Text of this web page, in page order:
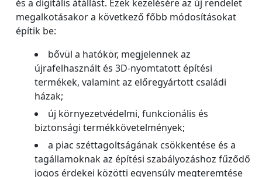
és a digitális átállást. Ezek kezelésére az új rendelet
megalkotásakor a következő főbb módosításokat
építik be:
bővül a hatókör, megjelennek az
újrafelhasznált és 3D-nyomtatott építési
termékek, valamint az előregyártott családi
házak;
új környezetvédelmi, funkcionális és
biztonsági termékkövetelmények;
a piac széttagoltságának csökkentése és a
tagállamoknak az építési szabályozáshoz fűződő
jogos érdekei közötti egyensúly megteremtése